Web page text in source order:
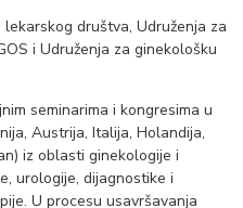
društva, Udruženja za
i Udruženja za ginekološku
seminarima i kongresima u
Austrija, Italija, Holandija,
iz oblasti ginekologije i
urologije, dijagnostike i
U procesu usavršavanja